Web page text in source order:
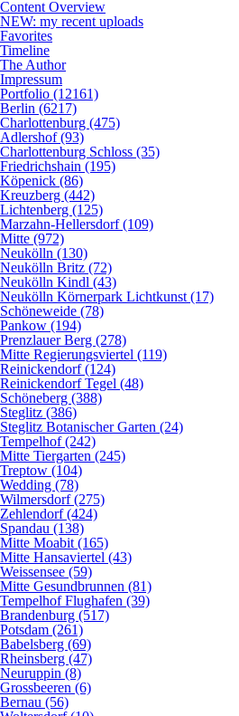
Content Overview
NEW: my recent uploads
Favorites
Timeline
The Author
Impressum
Portfolio (12161)
Berlin (6217)
Charlottenburg (475)
Adlershof (93)
Charlottenburg Schloss (35)
Friedrichshain (195)
Köpenick (86)
Kreuzberg (442)
Lichtenberg (125)
Marzahn-Hellersdorf (109)
Mitte (972)
Neukölln (130)
Neukölln Britz (72)
Neukölln Kindl (43)
Neukölln Körnerpark Lichtkunst (17)
Schöneweide (78)
Pankow (194)
Prenzlauer Berg (278)
Mitte Regierungsviertel (119)
Reinickendorf (124)
Reinickendorf Tegel (48)
Schöneberg (388)
Steglitz (386)
Steglitz Botanischer Garten (24)
Tempelhof (242)
Mitte Tiergarten (245)
Treptow (104)
Wedding (78)
Wilmersdorf (275)
Zehlendorf (424)
Spandau (138)
Mitte Moabit (165)
Mitte Hansaviertel (43)
Weissensee (59)
Mitte Gesundbrunnen (81)
Tempelhof Flughafen (39)
Brandenburg (517)
Potsdam (261)
Babelsberg (69)
Rheinsberg (47)
Neuruppin (8)
Grossbeeren (6)
Bernau (56)